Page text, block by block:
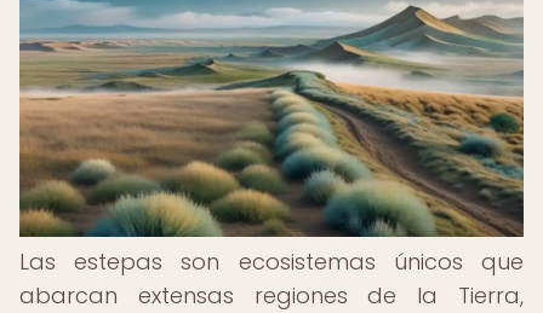
Las estepas son ecosistemas únicos que
abarcan extensas regiones de la Tierra,